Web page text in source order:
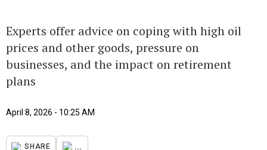
Experts offer advice on coping with high oil
prices and other goods, pressure on
businesses, and the impact on retirement
plans
April 8, 2026 - 10:25 AM
SHARE ...